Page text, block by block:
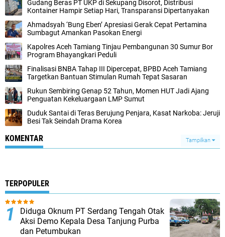
Gudang Beras PT UKP di Sekupang Disorot, Distribusi
Kontainer Hampir Setiap Hari, Transparansi Dipertanyakan
Ahmadsyah ‘Bung Eben’ Apresiasi Gerak Cepat Pertamina
Sumbagut Amankan Pasokan Energi
Kapolres Aceh Tamiang Tinjau Pembangunan 30 Sumur Bor
Program Bhayangkari Peduli
Finalisasi BNBA Tahap III Dipercepat, BPBD Aceh Tamiang
Targetkan Bantuan Stimulan Rumah Tepat Sasaran
Rukun Sembiring Genap 52 Tahun, Momen HUT Jadi Ajang
Penguatan Kekeluargaan LMP Sumut
Duduk Santai di Teras Berujung Penjara, Kasat Narkoba: Jeruji
Besi Tak Seindah Drama Korea
KOMENTAR Tampilkan
TERPOPULER
Diduga Oknum PT Serdang Tengah Otak
Aksi Demo Kepala Desa Tanjung Purba
dan Petumbukan